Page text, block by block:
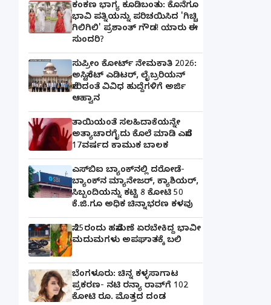
ಕಂಕಣ ಭಾಗ್ಯ ಕೂಡಿಬಂತು: ಕೊನೆಗೂ
ಭಾವಿ ಪತ್ನಿಯನ್ನು ಪರಿಚಯಿಸಿದ 'ಗಿಚ್ಚಿ
ಗಿಲಿಗಿಲಿ' ಪ್ರಶಾಂತ್ ಗೌಡ! ಯಾರು ಈ
ಸುಂದರಿ?
ಸುಪ್ರೀಂ ಕೋರ್ಟ್ ನೇಮಕಾತಿ 2026:
ಅಸಿಸ್ಟೆಂಟ್ ಎಡಿಟರ್, ಲೈಬ್ರರಿಯನ್
ಸೇರಿದಂತೆ ವಿವಿಧ ಹುದ್ದೆಗಳಿಗೆ ಅರ್ಜಿ
ಆಹ್ವಾನ
ತಾಯಿಯಂತೆ ಸಲಹಿದಾಕೆಯನ್ನೇ
ಅತ್ಯಾಚಾರಗೈದು ಕೊಲೆ ಮಾಡಿ ಎಸೆದ
17ವರ್ಷದ ಕಾಮುಕ ಬಾಲಕ
ಎಸ್‌ಬಿಐ ಬ್ಯಾಂಕ್‌ನಲ್ಲಿ‌ ದರೋಡೆ-
ಬ್ಯಾಂಕ್​ನ ಮ್ಯಾನೇಜರ್‌, ಕ್ಯಾಶಿಯರ್‌,
ಸಿಬ್ಬಂದಿಯನ್ನು ಕಟ್ಟಿ 8 ಕೋಟಿ 50
ಕೆ.ಜಿ.ಗೂ ಅಧಿಕ ಚಿನ್ನಾಭರಣ ಕಳವು
ಸೆ.25ರಂದು ಹಸೆಮಣೆ ಏರಬೇಕಿದ್ದ ಭಾವೀ
ಮದುಮಗಳು ಅಪಘಾತಕ್ಕೆ ಬಲಿ
ಬೆಂಗಳೂರು: ಚಿನ್ನ ಕಳ್ಳಸಾಗಾಟ
ಪ್ರಕರಣ- ನಟಿ ರನ್ಯಾ ರಾವ್‌ಗೆ 102
ಕೋಟಿ ರೂ. ಮೊತ್ತದ ದಂಡ